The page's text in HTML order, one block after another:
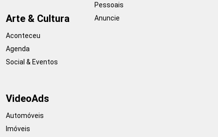
Arte & Cultura
Aconteceu
Agenda
Social & Eventos
Pessoais
Anuncie
VideoAds
Automóveis
Imóveis